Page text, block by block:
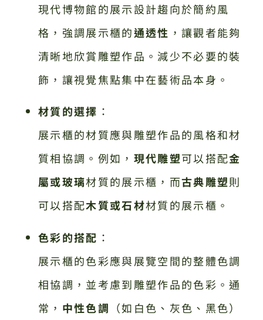
現代博物館的展示設計趨向於簡約風
格，強調展示櫃的通透性 ，讓觀者能夠
清晰地欣賞雕塑作品。減少不必要的裝
飾，讓視覺焦點集中在藝術品本身。
材質的選擇 ：
展示櫃的材質應與雕塑作品的風格和材
質相協調。例如， 現代雕塑可以搭配金
屬或玻璃材質的展示櫃，而古典雕塑則
可以搭配木質或石材材質的展示櫃。
色彩的搭配 ：
展示櫃的色彩應與展覽空間的整體色調
相協調，並考慮到雕塑作品的色彩。通
常， 中性色調 （如白色、灰色、黑色）